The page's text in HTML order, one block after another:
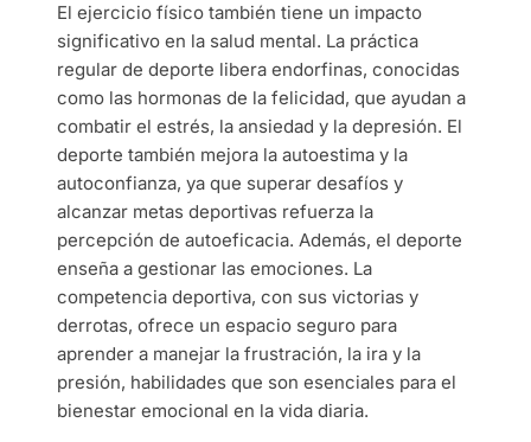
El ejercicio físico también tiene un impacto
significativo en la salud mental. La práctica
regular de deporte libera endorfinas, conocidas
como las hormonas de la felicidad, que ayudan a
combatir el estrés, la ansiedad y la depresión. El
deporte también mejora la autoestima y la
autoconfianza, ya que superar desafíos y
alcanzar metas deportivas refuerza la
percepción de autoeficacia. Además, el deporte
enseña a gestionar las emociones. La
competencia deportiva, con sus victorias y
derrotas, ofrece un espacio seguro para
aprender a manejar la frustración, la ira y la
presión, habilidades que son esenciales para el
bienestar emocional en la vida diaria.